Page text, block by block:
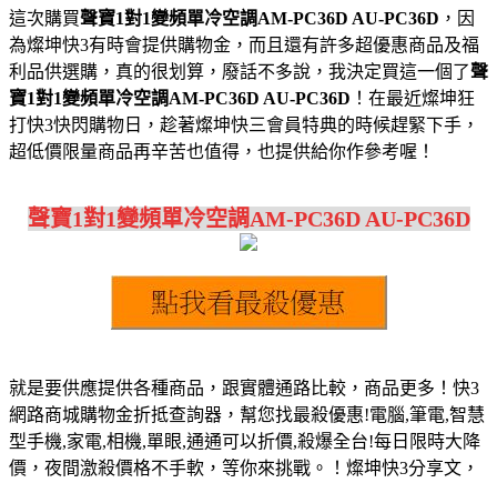
這次購買聲寶1對1變頻單冷空調AM-PC36D AU-PC36D ，因
為燦坤快3有時會提供購物金，而且還有許多超優惠商品及福
利品供選購，真的很划算，廢話不多說，我決定買這一個了聲
寶1對1變頻單冷空調AM-PC36D AU-PC36D ！在最近燦坤狂
打快3快閃購物日，趁著燦坤快三會員特典的時候趕緊下手，
超低價限量商品再辛苦也值得，也提供給你作參考喔！
聲寶1對1變頻單冷空調AM-PC36D AU-PC36D
就是要供應提供各種商品，跟實體通路比較，商品更多！快3
網路商城購物金折抵查詢器，幫您找最殺優惠!電腦,筆電,智慧
型手機,家電,相機,單眼,通通可以折價,殺爆全台!每日限時大降
價，夜間激殺價格不手軟，等你來挑戰。！燦坤快3分享文，